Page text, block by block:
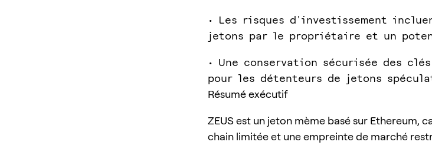
• Les risques d'investissement
jetons par le propriétaire et un
• Une conservation sécurisée des
pour les détenteurs de jetons
Résumé exécutif
ZEUS est un jeton mème basé sur Ethereum,
chain limitée et une empreinte de marché